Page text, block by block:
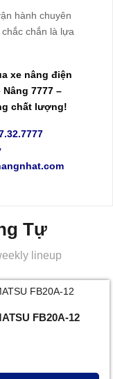
hành chuyên
chắn là lựa
xe nâng điện
Nâng 7777 –
chất lượng!
Tự
lineup
FB20A-12